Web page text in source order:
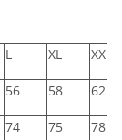
L XL XXL
56 58 62
74 75 78